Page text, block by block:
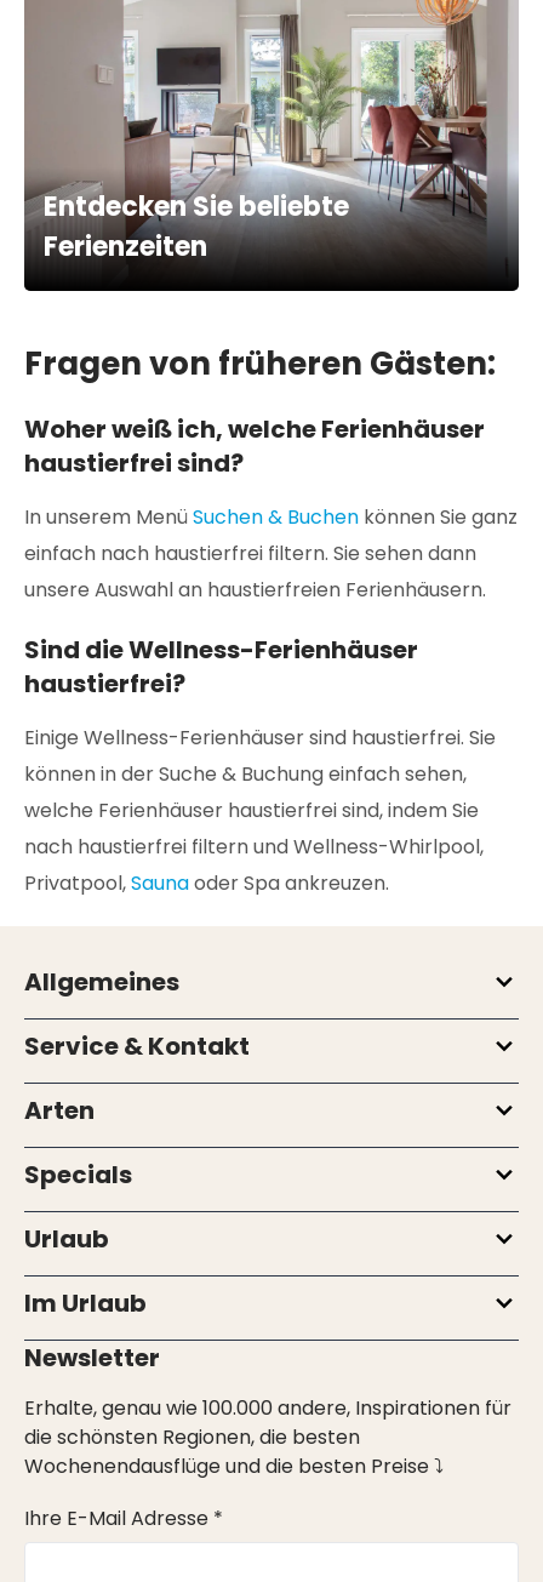
Entdecken Sie beliebte
Ferienzeiten
Fragen von früheren Gästen:
Woher weiß ich, welche Ferienhäuser
haustierfrei sind?
In unserem MenüSuchen & Buchen können Sie ganz
einfach nach haustierfrei filtern. Sie sehen dann
unsere Auswahl an haustierfreien Ferienhäusern.
Sind die Wellness-Ferienhäuser
haustierfrei?
Einige Wellness-Ferienhäuser sind haustierfrei. Sie
können in der Suche & Buchung einfach sehen,
welche Ferienhäuser haustierfrei sind, indem Sie
nach haustierfrei filtern und Wellness-Whirlpool,
Privatpool,Saunaoder Spa ankreuzen.
Allgemeines
Service & Kontakt
Arten
Specials
Urlaub
Im Urlaub
Newsletter
Erhalte, genau wie 100.000 andere, Inspirationen für
die schönsten Regionen, die besten
Wochenendausflüge und die besten Preise ⤵
Ihre E-Mail Adresse *